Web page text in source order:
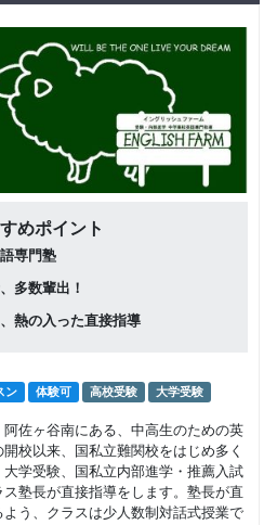
込) / 月
ョン135分
ョン135分
ョン105分
ョン105分
子供向け
込) / 月
ョン70分
めポイント
専門塾
多数輩出！
熱の入った直接指導
ン 体験可 高校受験 大学受験
佐ヶ谷南にある、中高生のための英
校以来、国私立難関校をはじめ多く
学受験、国私立内部進学・推薦入試
塾長が直接指導をします。塾長が直
う、クラスは少人数制対話式授業で